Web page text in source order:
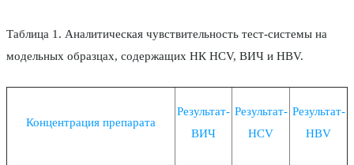
Таблица 1. Аналитическая чувствительность тест-системы на
модельных образцах, содержащих НК HCV, ВИЧ и HBV.
Концентрация препарата
Результат-
ВИЧ
Результат-
HCV
Результат-
HBV